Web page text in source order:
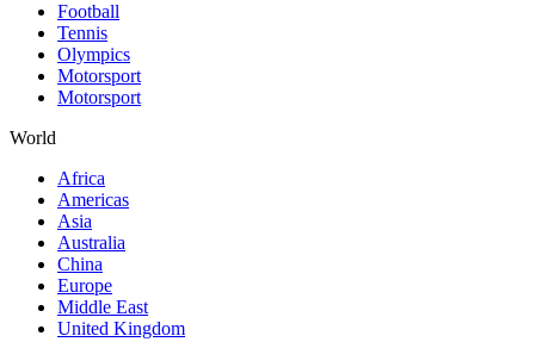
Football
Tennis
Olympics
Motorsport
Motorsport
World
Africa
Americas
Asia
Australia
China
Europe
Middle East
United Kingdom